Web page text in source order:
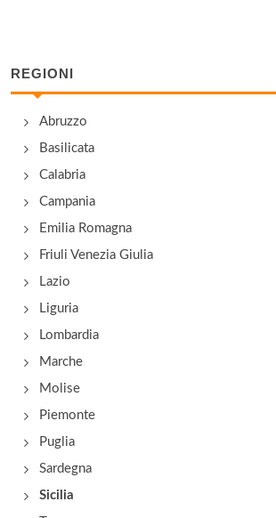
America 2000
via Vincenzo Giuffrida 105, Catania
Andrew's Faro
via San Giovanni Li Cuti 55/57,
Aragosta Rossa
REGIONI
Abruzzo
Basilicata
Calabria
Campania
Emilia Romagna
Friuli Venezia Giulia
Lazio
Liguria
Lombardia
Marche
Molise
Piemonte
Puglia
Sardegna
Sicilia